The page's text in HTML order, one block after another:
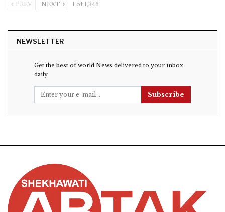
PREV NEXT 1 of 1,346
NEWSLETTER
Get the best of world News delivered to your inbox
daily
Subscribe